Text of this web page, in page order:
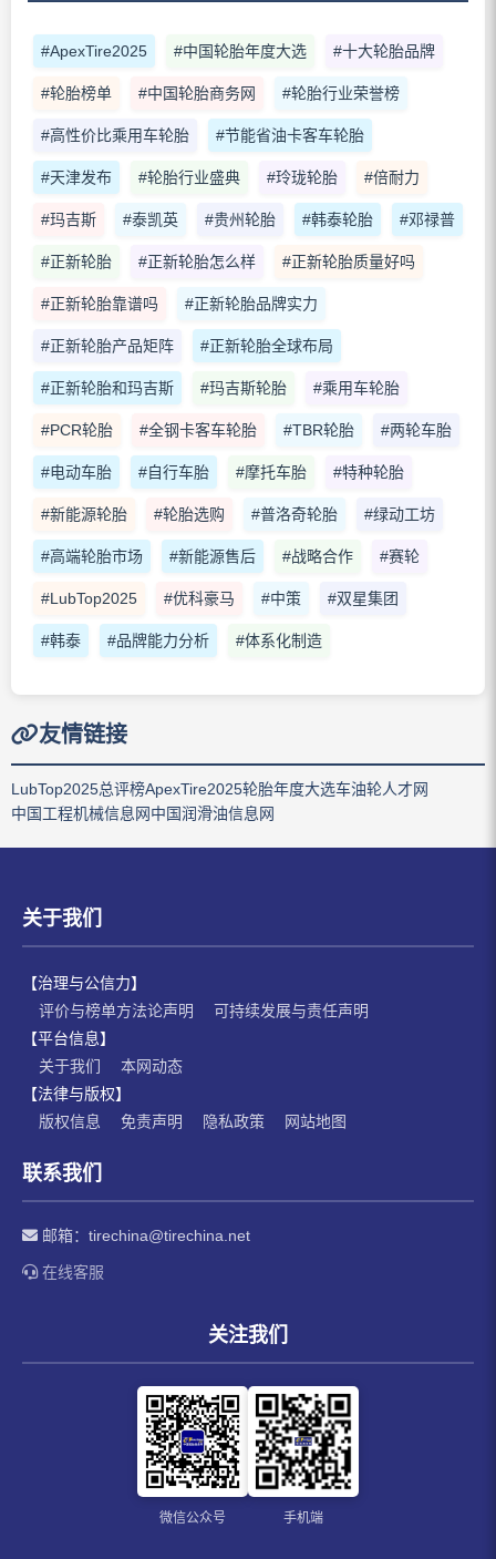
#ApexTire2025 #中国轮胎年度大选 #十大轮胎品牌
#轮胎榜单 #中国轮胎商务网 #轮胎行业荣誉榜
#高性价比乘用车轮胎 #节能省油卡客车轮胎
#天津发布 #轮胎行业盛典 #玲珑轮胎 #倍耐力
#玛吉斯 #泰凯英 #贵州轮胎 #韩泰轮胎 #邓禄普
#正新轮胎 #正新轮胎怎么样 #正新轮胎质量好吗
#正新轮胎靠谱吗 #正新轮胎品牌实力
#正新轮胎产品矩阵 #正新轮胎全球布局
#正新轮胎和玛吉斯 #玛吉斯轮胎 #乘用车轮胎
#PCR轮胎 #全钢卡客车轮胎 #TBR轮胎 #两轮车胎
#电动车胎 #自行车胎 #摩托车胎 #特种轮胎
#新能源轮胎 #轮胎选购 #普洛奇轮胎 #绿动工坊
#高端轮胎市场 #新能源售后 #战略合作 #赛轮
#LubTop2025 #优科豪马 #中策 #双星集团
#韩泰 #品牌能力分析 #体系化制造
友情链接
LubTop2025总评榜ApexTire2025轮胎年度大选车油轮人才网
中国工程机械信息网中国润滑油信息网
关于我们
【治理与公信力】
评价与榜单方法论声明
可持续发展与责任声明
【平台信息】
关于我们
本网动态
【法律与版权】
版权信息
免责声明 隐私政策 网站地图
联系我们
邮箱： tirechina@tirechina.net
在线客服
关注我们
微信公众号 手机端